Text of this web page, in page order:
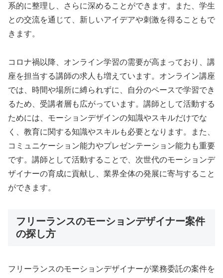
系的に整理し、さらに深めることができます。また、学生
との交流を通じて、新しいアイデアや刺激を得ることもで
きます。
コロナ禍以降、オンライン学習の需要が高まっており、講
座を担当する講師の求人も増えています。オンライン講座
では、時間や場所に縛られずに、自分のペースで学習でき
るため、受講者層も広がっています。講師として活動する
ためには、モーションデザインの知識やスキルだけでな
く、教育に関する知識やスキルも必要となります。また、
コミュニケーション能力やプレゼンテーション能力も重要
です。講師として活動することで、次世代のモーションデ
ザイナーの育成に貢献し、業界全体の発展に寄与すること
ができます。
フリーランスのモーションデザイナー案件
の探し方
フリーランスのモーションデザイナーが業務委託の案件を